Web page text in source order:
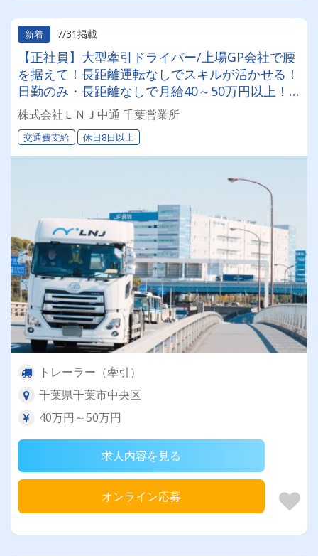
新着 7/31掲載
【正社員】大型牽引ドライバー/上場GP会社で腰
を据えて！長距離運転なしでスキルが活かせる！
日勤のみ・長距離なしで月給40～50万円以上！
上場グループの安定基盤で叶える、新しいドライ
バーキャリア✨
株式会社ＬＮＪ中通 千葉営業所
交通費支給 休日8日以上
トレーラー（牽引）
千葉県千葉市中央区
40万円～50万円
求人内容を見る
オンライン応募